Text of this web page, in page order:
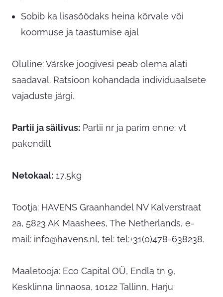
Sobib ka lisasöödaks heina kõrvale või
koormuse ja taastumise ajal
Oluline: Värske joogivesi peab olema alati
saadaval. Ratsioon kohandada individuaalsete
vajaduste järgi.
Partii ja säilivus: Partii nr ja parim enne: vt
pakendilt
Netokaal: 17,5kg
Tootja: HAVENS Graanhandel NV Kalverstraat
2a, 5823 AK Maashees, The Netherlands, e-
mail: info@havens.nl, tel: tel:+31(0)478-638238.
Maaletooja: Eco Capital OÜ, Endla tn 9,
Kesklinna linnaosa, 10122 Tallinn, Harju